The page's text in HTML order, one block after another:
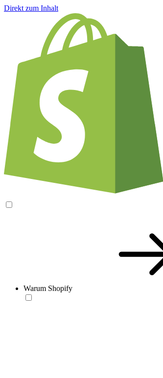
Direkt zum Inhalt
Warum Shopify